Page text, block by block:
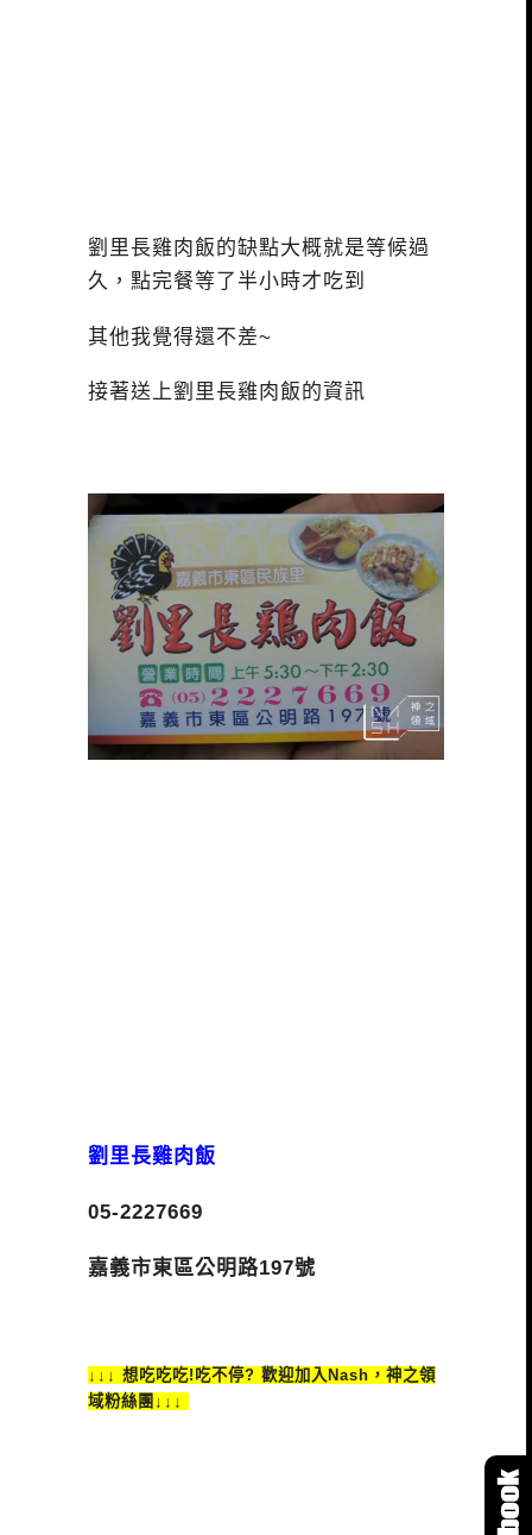
劉里長雞肉飯的缺點大概就是等候過
久，點完餐等了半小時才吃到
其他我覺得還不差~
接著送上劉里長雞肉飯的資訊
劉里長雞肉飯
05-2227669
嘉義市東區公明路197號
↓↓↓ 想吃吃吃!吃不停? 歡迎加入Nash，神之領
域粉絲團↓↓↓